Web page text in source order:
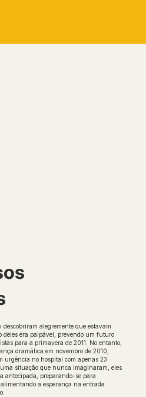
alegremente que estavam
deles era palpável, prevendo um futuro
para a primavera de 2011. No entanto,
dramática em novembro de 2010,
urgência no hospital com apenas 23
situação que nunca imaginaram, eles
antecipada, preparando-se para
a esperança na entrada